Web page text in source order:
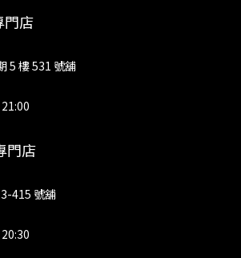
門店
5 樓 531 號舖
門店
415 號舖